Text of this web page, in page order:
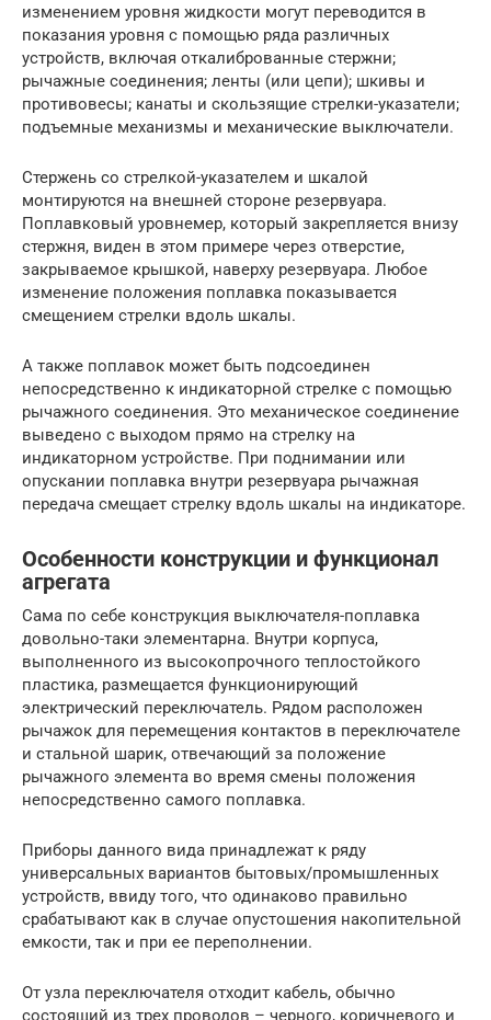
изменением уровня жидкости могут переводится в
показания уровня с помощью ряда различных
устройств, включая откалиброванные стержни;
рычажные соединения; ленты (или цепи); шкивы и
противовесы; канаты и скользящие стрелки-указатели;
подъемные механизмы и механические выключатели.
Стержень со стрелкой-указателем и шкалой
монтируются на внешней стороне резервуара.
Поплавковый уровнемер, который закрепляется внизу
стержня, виден в этом примере через отверстие,
закрываемое крышкой, наверху резервуара. Любое
изменение положения поплавка показывается
смещением стрелки вдоль шкалы.
А также поплавок может быть подсоединен
непосредственно к индикаторной стрелке с помощью
рычажного соединения. Это механическое соединение
выведено с выходом прямо на стрелку на
индикаторном устройстве. При поднимании или
опускании поплавка внутри резервуара рычажная
передача смещает стрелку вдоль шкалы на индикаторе.
Особенности конструкции и функционал
агрегата
Сама по себе конструкция выключателя-поплавка
довольно-таки элементарна. Внутри корпуса,
выполненного из высокопрочного теплостойкого
пластика, размещается функционирующий
электрический переключатель. Рядом расположен
рычажок для перемещения контактов в переключателе
и стальной шарик, отвечающий за положение
рычажного элемента во время смены положения
непосредственно самого поплавка.
Приборы данного вида принадлежат к ряду
универсальных вариантов бытовых/промышленных
устройств, ввиду того, что одинаково правильно
срабатывают как в случае опустошения накопительной
емкости, так и при ее переполнении.
От узла переключателя отходит кабель, обычно
состоящий из трех проводов – черного, коричневого и